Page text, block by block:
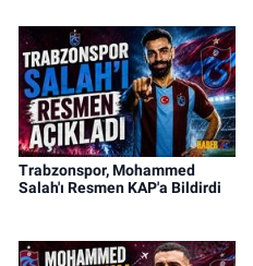
Trabzonspor, Mohammed
Salah'ı Resmen KAP'a Bildirdi